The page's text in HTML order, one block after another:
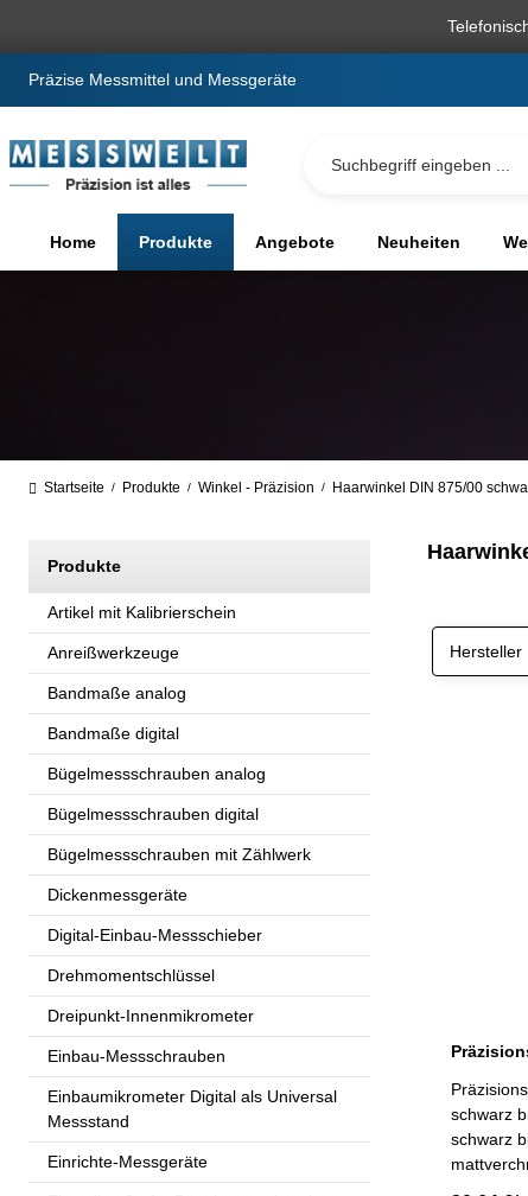
Präzise Messmittel und Messgeräte
Home Produkte Angebote Neuheiten
Startseite / Produkte / Winkel - Präzision / Haarwinkel DIN 875/00
Produkte
Artikel mit Kalibrierschein
Anreißwerkzeuge
Bandmaße analog
Bandmaße digital
Bügelmessschrauben analog
Bügelmessschrauben digital
Bügelmessschrauben mit Zählwerk
Dickenmessgeräte
Digital-Einbau-Messschieber
Drehmomentschlüssel
Dreipunkt-Innenmikrometer
Einbau-Messschrauben
Einbaumikrometer Digital als Universal
Messstand
Einrichte-Messgeräte
Hersteller
schwarz
schwarz